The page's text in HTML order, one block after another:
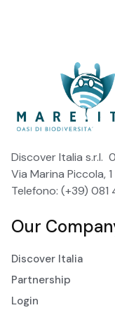
Discover Italia s.r.l.
Via Marina Piccola,
Telefono: (+39) 081
Our
Discover Italia
Partnership
Login